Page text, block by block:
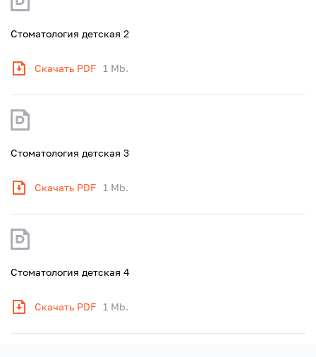
Стоматология детская 2
Скачать PDF 1 Mb.
Стоматология детская 3
Скачать PDF 1 Mb.
Стоматология детская 4
Скачать PDF 1 Mb.